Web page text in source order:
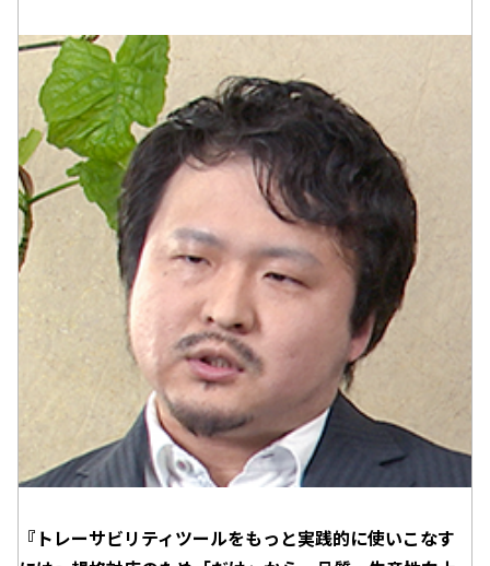
『トレーサビリティツールをもっと実践的に使いこなす